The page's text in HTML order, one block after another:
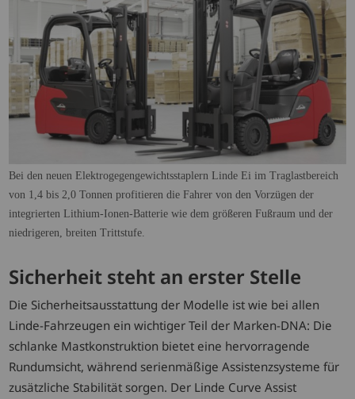
Bei den neuen Elektrogegengewichtsstaplern Linde Ei im Traglastbereich
von 1,4 bis 2,0 Tonnen profitieren die Fahrer von den Vorzügen der
integrierten Lithium-Ionen-Batterie wie dem größeren Fußraum und der
niedrigeren, breiten Trittstufe.
Sicherheit steht an erster Stelle
Die Sicherheitsausstattung der Modelle ist wie bei allen
Linde-Fahrzeugen ein wichtiger Teil der Marken-DNA: Die
schlanke Mastkonstruktion bietet eine hervorragende
Rundumsicht, während serienmäßige Assistenzsysteme für
zusätzliche Stabilität sorgen. Der Linde Curve Assist